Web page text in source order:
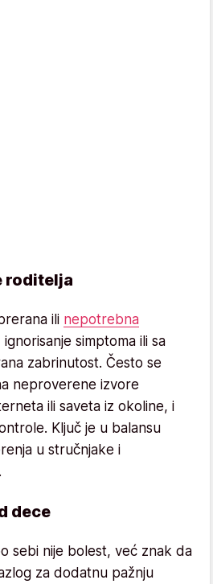
roditelja
ili nepotrebna
ignorisanje simptoma ili sa
zabrinutost. Često se
neproverene izvore
ili saveta iz okoline, i
Ključ je u balansu
u stručnjake i
dece
sebi nije bolest, već znak da
za dodatnu pažnju